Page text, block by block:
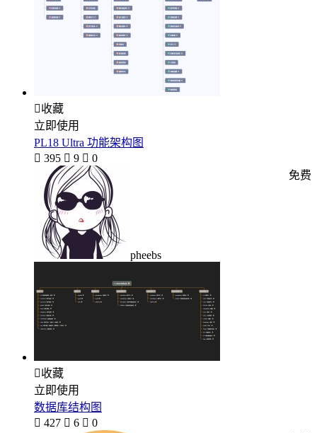
收藏
立即使用
PL18 Ultra 功能架构图
 395  9  0
pheebs
免费
收藏
立即使用
数据库结构图
 427  6  0